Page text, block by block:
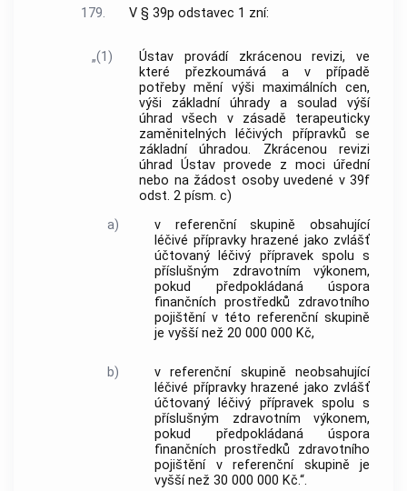
179.
V § 39p odstavec 1 zní:
„(1)
Ústav provádí zkrácenou revizi, ve
které přezkoumává a v případě
potřeby mění výši maximálních cen,
výši základní úhrady a soulad výší
úhrad všech v zásadě terapeuticky
zaměnitelných léčivých přípravků se
základní úhradou. Zkrácenou revizi
úhrad Ústav provede z moci úřední
nebo na žádost osoby uvedené v 39f
odst. 2 písm. c)
a)
v referenční skupině obsahující
léčivé přípravky hrazené jako zvlášť
účtovaný léčivý přípravek spolu s
příslušným zdravotním výkonem,
pokud předpokládaná úspora
finančních prostředků zdravotního
pojištění v této referenční skupině
je vyšší než 20 000 000 Kč,
b)
v referenční skupině neobsahující
léčivé přípravky hrazené jako zvlášť
účtovaný léčivý přípravek spolu s
příslušným zdravotním výkonem,
pokud předpokládaná úspora
finančních prostředků zdravotního
pojištění v referenční skupině je
vyšší než 30 000 000 Kč.“.